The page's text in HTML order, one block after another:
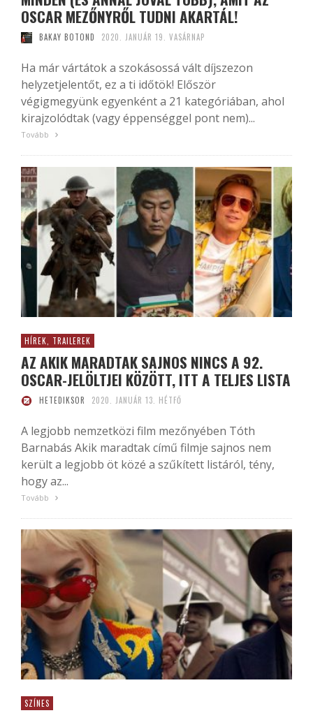
OSCAR MEZŐNYRŐL TUDNI AKARTÁL!
BAKAY BOTOND 2020. JANUÁR 19. VASÁRNAP
Ha már vártátok a szokásossá vált díjszezon
helyzetjelentőt, ez a ti időtök! Először
végigmegyünk egyenként a 21 kategóriában, ahol
kirajzolódtak (vagy éppenséggel pont nem)...
Tovább
HÍREK, TRAILEREK
AZ AKIK MARADTAK SAJNOS NINCS A 92.
OSCAR-JELÖLTJEI KÖZÖTT, ITT A TELJES LISTA
HETEDIKSOR 2020. JANUÁR 13. HÉTFŐ
A legjobb nemzetközi film mezőnyében Tóth
Barnabás Akik maradtak című filmje sajnos nem
került a legjobb öt közé a szűkített listáról, tény,
hogy az...
Tovább
SZÍNES